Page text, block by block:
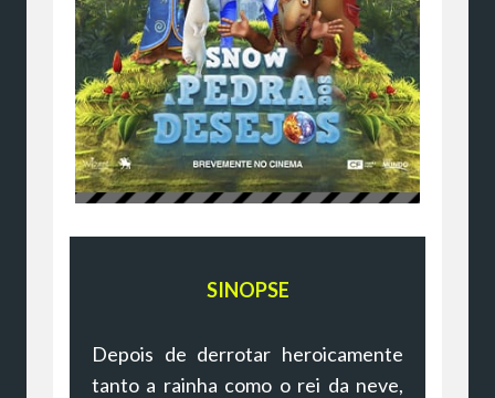
SINOPSE
Depois de derrotar heroicamente
tanto a rainha como o rei da neve,